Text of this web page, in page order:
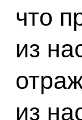
что
из
из